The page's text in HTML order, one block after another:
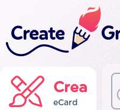
Crea
eCard